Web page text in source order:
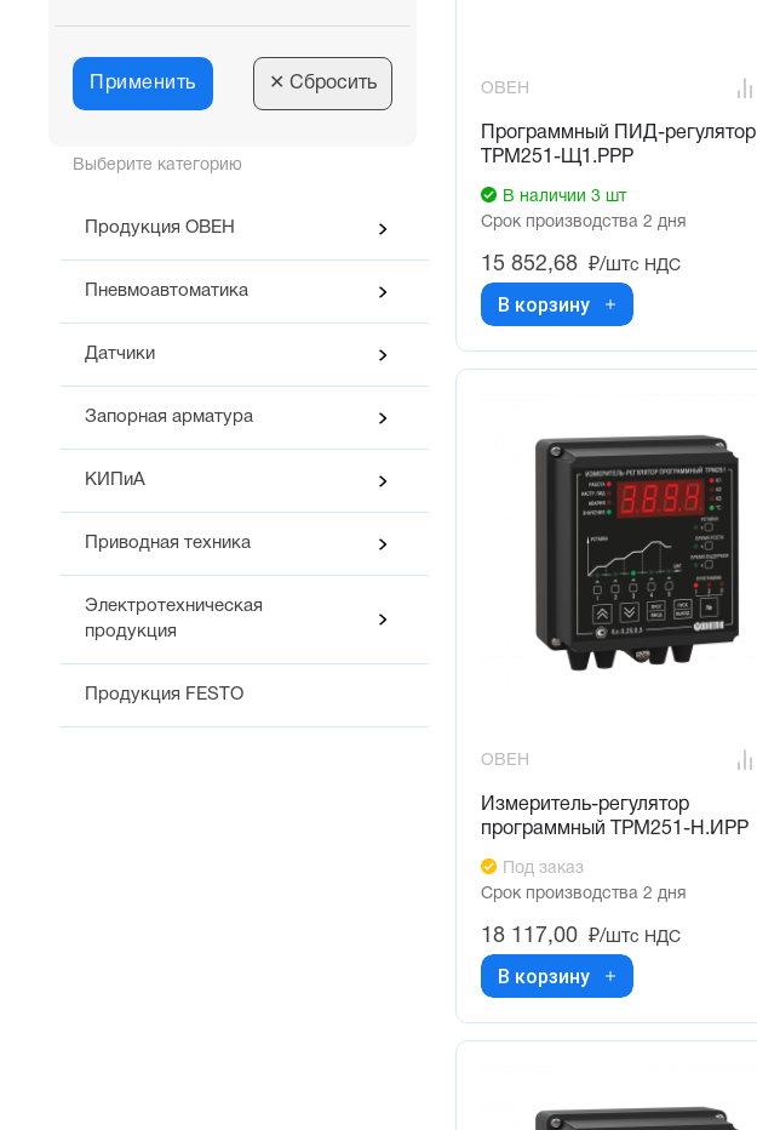
Выберите категорию
Продукция ОВЕН
Пневмоавтоматика
Датчики
Запорная арматура
КИПиА
Приводная техника
Электротехническая
продукция
Продукция FESTO
Применить ✕ Сбросить ОВЕН
Программный ПИД-регулятор
ТРМ251-Щ1.РРР
В наличии 3 шт
Срок производства 2 дня
15 852,68 ₽/штс НДС
В корзину
ОВЕН
Измеритель-регулятор
программный ТРМ251-Н.ИРР
Под заказ
Срок производства 2 дня
18 117,00 ₽/штс НДС
В корзину